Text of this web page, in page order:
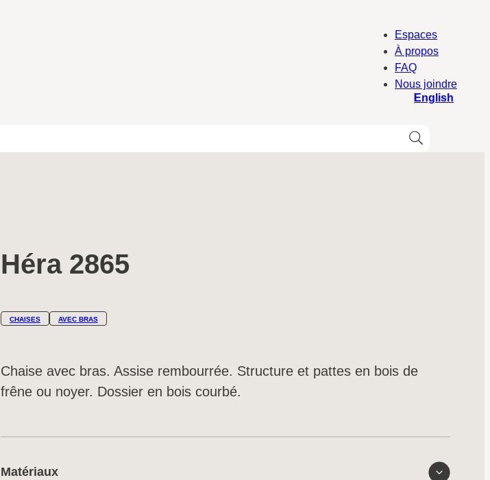
Espaces
À propos
FAQ
Nous joindre
English
Héra 2865
CHAISES AVEC BRAS
Chaise avec bras. Assise rembourrée. Structure et pattes en bois de
frêne ou noyer. Dossier en bois courbé.
Matériaux